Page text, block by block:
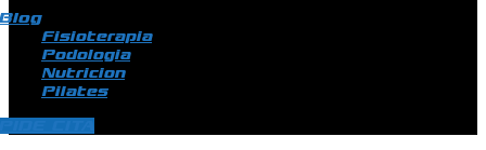
Fisioterapia
Podologia
Nutricion
Pilates